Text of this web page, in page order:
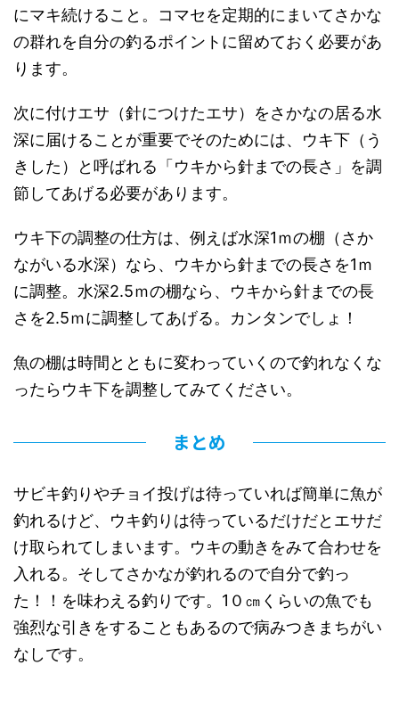
にマキ続けること。コマセを定期的にまいてさかな
の群れを自分の釣るポイントに留めておく必要があ
ります。
次に付けエサ（針につけたエサ）をさかなの居る水
深に届けることが重要でそのためには、ウキ下（う
きした）と呼ばれる「ウキから針までの長さ」を調
節してあげる必要があります。
ウキ下の調整の仕方は、例えば水深1ｍの棚（さか
ながいる水深）なら、ウキから針までの長さを1ｍ
に調整。水深2.5ｍの棚なら、ウキから針までの長
さを2.5ｍに調整してあげる。カンタンでしょ！
魚の棚は時間とともに変わっていくので釣れなくな
ったらウキ下を調整してみてください。
まとめ
サビキ釣りやチョイ投げは待っていれば簡単に魚が
釣れるけど、ウキ釣りは待っているだけだとエサだ
け取られてしまいます。ウキの動きをみて合わせを
入れる。そしてさかなが釣れるので自分で釣っ
た！！を味わえる釣りです。1０㎝くらいの魚でも
強烈な引きをすることもあるので病みつきまちがい
なしです。